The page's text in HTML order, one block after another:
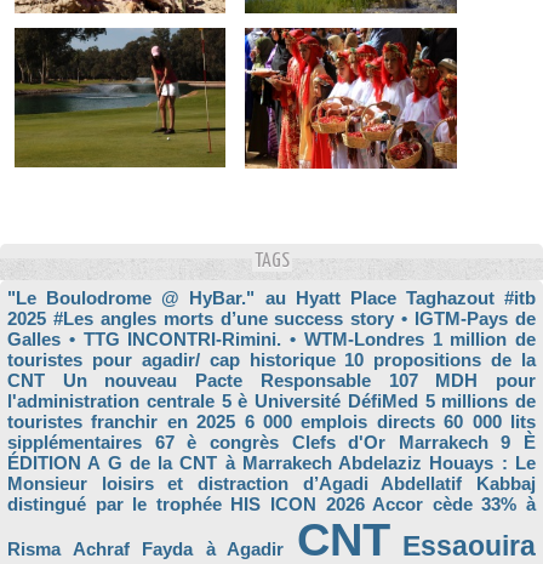
TAGS
"Le Boulodrome @ HyBar." au Hyatt Place Taghazout #itb
2025 #Les angles morts d’une success story • IGTM-Pays de
Galles • TTG INCONTRI-Rimini. • WTM-Londres 1 million de
touristes pour agadir/ cap historique 10 propositions de la
CNT Un nouveau Pacte Responsable
107 MDH pour
l'administration centrale 5 è Université DéfiMed 5 millions de
touristes franchir en 2025 6 000 emplois directs 60 000 lits
sipplémentaires
67 è congrès Clefs d'Or Marrakech
9 È
ÉDITION A G de la CNT à Marrakech Abdelaziz Houays : Le
Monsieur loisirs et distraction d’Agadi
Abdellatif Kabbaj
distingué par le trophée HIS ICON 2026 Accor cède 33% à
Risma Achraf Fayda à Agadir CNT Essaouira